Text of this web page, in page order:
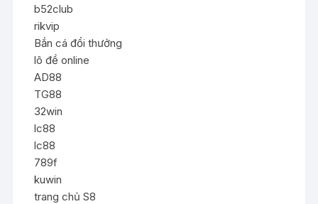
b52club
rikvip
Bắn cá đổi thưởng
lô đề online
AD88
TG88
32win
lc88
lc88
789f
kuwin
trang chủ S8